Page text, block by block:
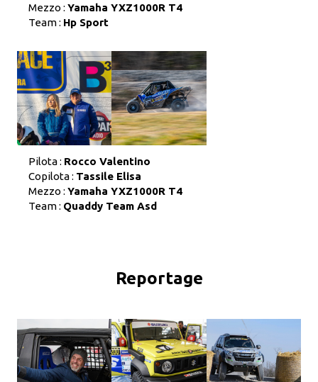
Mezzo : Yamaha YXZ1000R T4
Team : Hp Sport
Pilota : Rocco Valentino
Copilota : Tassile Elisa
Mezzo : Yamaha YXZ1000R T4
Team : Quaddy Team Asd
Reportage